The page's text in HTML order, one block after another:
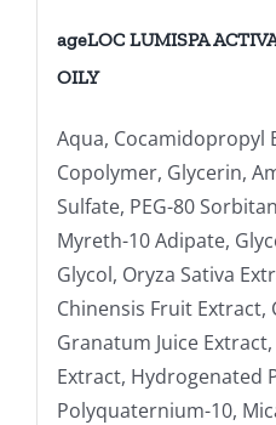
ageLOC LUMISPA
OILY
Aqua, Cocamidopropyl
Copolymer, Glycerin,
Sulfate, PEG-80
Myreth-10 Adipate,
Glycol, Oryza Sativa
Chinensis Fruit Extract,
Granatum Juice
Extract, Hydrogenated
Polyquaternium-10,